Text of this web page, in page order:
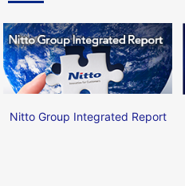
Nitto Group Integrated Report